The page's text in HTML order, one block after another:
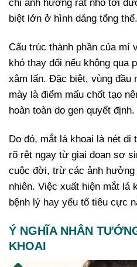
chỉ ảnh hưởng rất nhỏ tới
biệt lớn ở hình dáng tổng thể.
Cấu trúc thành phần của mí
khó thay đổi nếu không qua
xâm lấn. Đặc biệt, vùng đầu
mày là điểm mấu chốt tạo
hoàn toàn do gen quyết định.
Do đó, mắt lá khoai là nét di
rõ rệt ngay từ giai đoạn sơ
cuộc đời, trừ các ảnh
nhiên. Việc xuất hiện mắt lá
bệnh lý hay yếu tố tiêu cực
Ý NGHĨA NHÂN
KHOAI